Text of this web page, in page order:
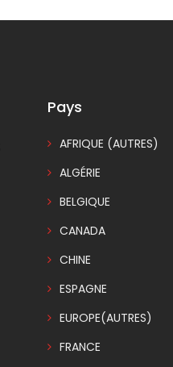
Pays
AFRIQUE (AUTRES)
ALGÉRIE
BELGIQUE
CANADA
CHINE
ESPAGNE
EUROPE(AUTRES)
FRANCE